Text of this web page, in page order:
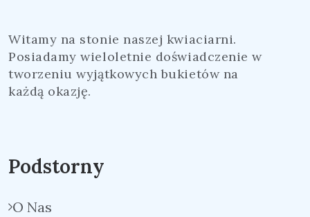
Witamy na stonie naszej kwiaciarni.
Posiadamy wieloletnie doświadczenie w
tworzeniu wyjątkowych bukietów na
każdą okazję.
Podstorny
O Nas